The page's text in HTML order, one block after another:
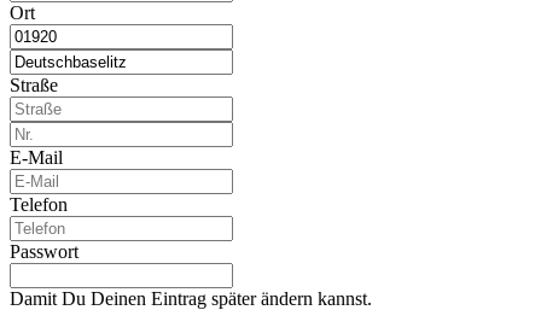
Ort
Straße
E-Mail
Telefon
Passwort
Damit Du Deinen Eintrag später ändern kannst.